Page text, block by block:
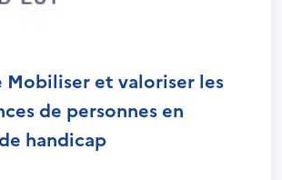
Mobiliser et valoriser les
de personnes en
handicap